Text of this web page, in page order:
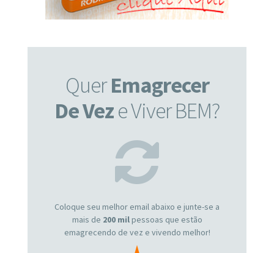
QuerEmagrecer
De Veze Viver BEM?
Coloque seu melhor email abaixo e junte-se a
mais de 200 milpessoas que estão
emagrecendo de vez e vivendo melhor!